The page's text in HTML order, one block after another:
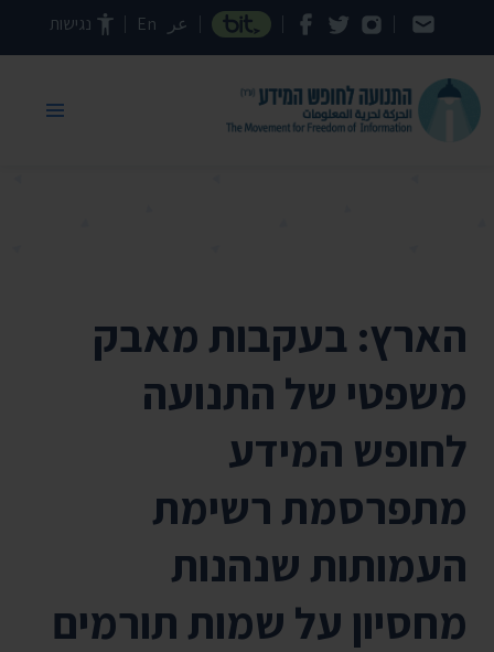
דילוג לתוכן העמוד عر En נגישות
הארץ: בעקבות מאבק
משפטי של התנועה
לחופש המידע
מתפרסמת רשימת
העמותות שנהנות
מחסיון על שמות תורמים